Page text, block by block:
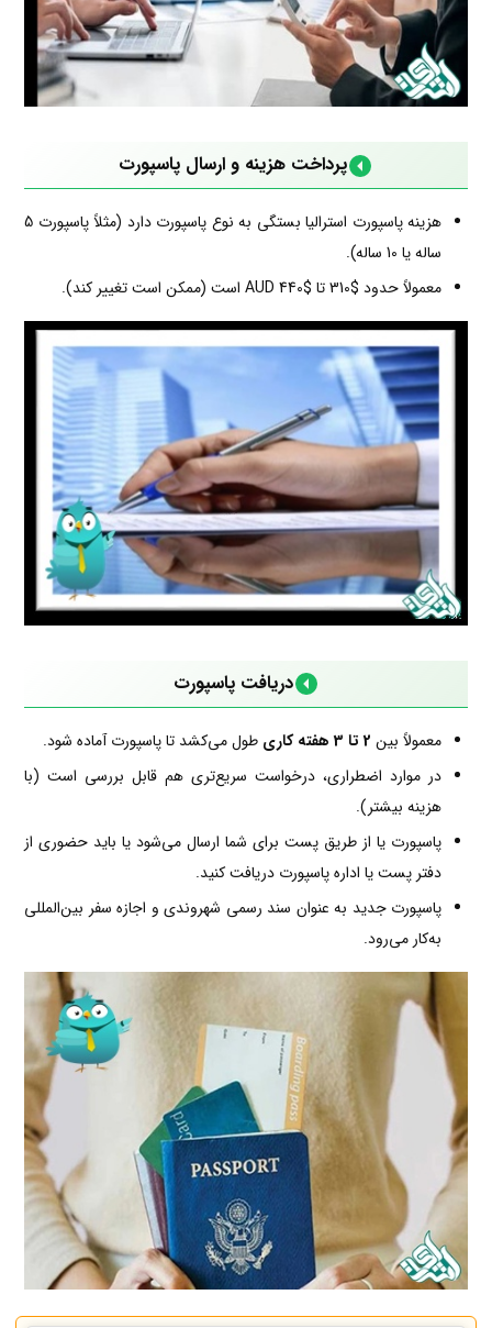
پرداخت هزینه و ارسال پاسپورت
هزینه پاسپورت استرالیا بستگی به نوع پاسپورت دارد (مثلاً پاسپورت 5
ساله یا 10 ساله).
معمولاً حدود $310 تا $440 AUD است (ممکن است تغییر کند).
دریافت پاسپورت
معمولاً بین 2 تا 3 هفته کاری
طول می‌کشد تا پاسپورت آماده شود.
در موارد اضطراری، درخواست سریع‌تری هم قابل بررسی است (با
هزینه بیشتر).
پاسپورت یا از طریق پست برای شما ارسال می‌شود یا باید حضوری از
دفتر پست یا اداره پاسپورت دریافت کنید.
پاسپورت جدید به عنوان سند رسمی شهروندی و اجازه سفر بین‌المللی
به‌کار می‌رود.